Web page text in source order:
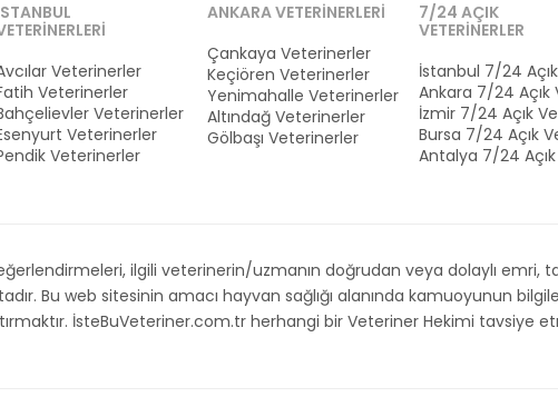
Veterinerler
Veterinerler
Veterinerler
Veterinerler
Veterinerler
ANKARA VETERINERLERI
Çankaya Veterinerler
Keçiören Veterinerler
Yenimahalle Veterinerler
Altındağ Veterinerler
Gölbaşı Veterinerler
7/24 AÇIK
VETERINERLER
İstanbul 7/24
Ankara 7/24
İzmir 7/24 Açık
Bursa 7/24 Açık
Antalya 7/24
ilgili veterinerin/uzmanın doğrudan veya dolaylı emri,
Bu web sitesinin amacı hayvan sağlığı alanında kamuoyunun
İsteBuVeteriner.com.tr herhangi bir Veteriner Hekimi tavsiye